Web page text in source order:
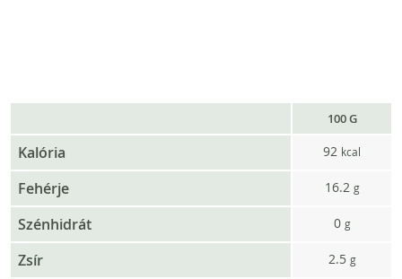
100 G
Kalória 92 kcal
Fehérje 16.2 g
Szénhidrát 0 g
Zsír 2.5 g